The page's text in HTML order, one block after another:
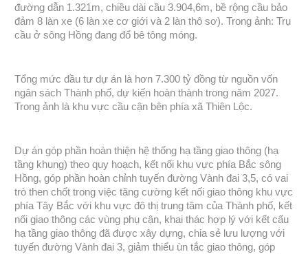
đường dẫn 1.321m, chiều dài cầu 3.904,6m, bề rộng cầu bảo
đảm 8 làn xe (6 làn xe cơ giới và 2 làn thô sơ). Trong ảnh: Trụ
cầu ở sông Hồng đang đổ bê tông móng.
Tổng mức đầu tư dự án là hơn 7.300 tỷ đồng từ nguồn vốn
ngân sách Thành phố, dự kiến hoàn thành trong năm 2027.
Trong ảnh là khu vực cầu cận bên phía xã Thiên Lộc.
Dự án góp phần hoàn thiện hệ thống hạ tầng giao thông (hạ
tầng khung) theo quy hoạch, kết nối khu vực phía Bắc sông
Hồng, góp phần hoàn chỉnh tuyến đường Vành đai 3,5, có vai
trò then chốt trong việc tăng cường kết nối giao thông khu vực
phía Tây Bắc với khu vực đô thị trung tâm của Thành phố, kết
nối giao thông các vùng phụ cận, khai thác hợp lý với kết cấu
hạ tầng giao thông đã được xây dựng, chia sẻ lưu lượng với
tuyến đường Vành đai 3, giảm thiểu ùn tắc giao thông, góp